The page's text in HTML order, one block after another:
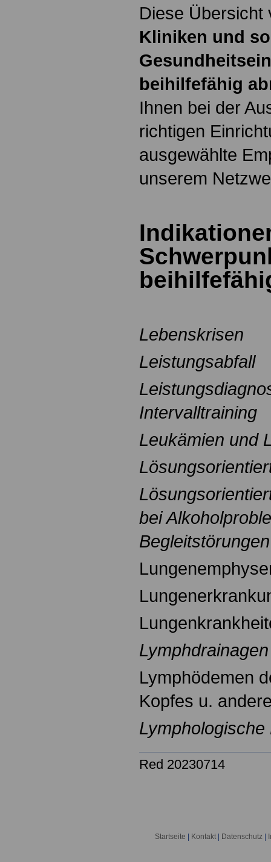
Diese Übersicht
Kliniken und
beihilfefähig
Ihnen bei der
richtigen
ausgewählte
unserem
Lebenskrisen
Leistungsabfall
Intervalltraining
Leukämien und
bei
Begleitstörungen
Lymphdrainagen
Lymphödemen
Kopfes u.
Red 20230714
Startseite Kontakt Datenschutz